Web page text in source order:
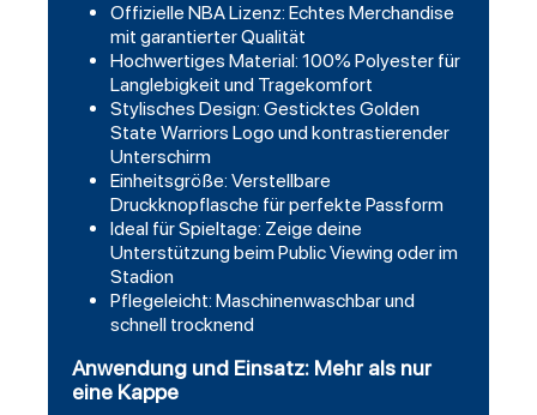
Offizielle NBA Lizenz: Echtes Merchandise
mit garantierter Qualität
Hochwertiges Material: 100% Polyester für
Langlebigkeit und Tragekomfort
Stylisches Design: Gesticktes Golden
State Warriors Logo und kontrastierender
Unterschirm
Einheitsgröße: Verstellbare
Druckknopflasche für perfekte Passform
Ideal für Spieltage: Zeige deine
Unterstützung beim Public Viewing oder im
Stadion
Pflegeleicht: Maschinenwaschbar und
schnell trocknend
Anwendung und Einsatz: Mehr als nur
eine Kappe